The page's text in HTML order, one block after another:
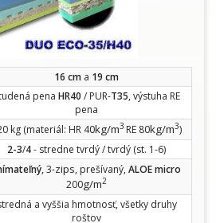
16 cm a 19 cm
pena HR40 / PUR-T35, výstuha RE
pena
kg (materiál: HR 40kg/m3 RE 80kg/m3)
2-3/4- stredne tvrdý / tvrdý (st. 1-6)
, 3-zips, prešívaný, ALOE micro
200g/m2
a vyššia hmotnosť, všetky druhy
roštov